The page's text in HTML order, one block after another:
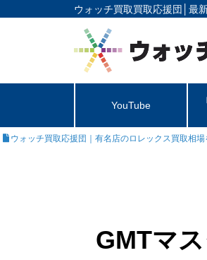
ウォッチ買取買取応援団│ 最
YouTube
ウォッチ買取応援団｜有名店のロレックス買取相
GMTマ